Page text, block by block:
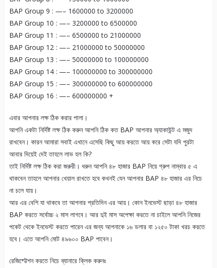
BAP Group 9 : —– 1600000 to 3200000
BAP Group 10 : —– 3200000 to 6500000
BAP Group 11 : —– 6500000 to 21000000
BAP Group 12 : —– 21000000 to 50000000
BAP Group 13 : —– 50000000 to 100000000
BAP Group 14 : —– 100000000 to 300000000
BAP Group 15 : —– 300000000 to 600000000
BAP Group 16 : —– 600000000 +
এবার আপনার লক্ষ ঠিক করার পালা।
আপনি একটা নির্দিষ্ট লক্ষ ঠিক করুন আপনি ঠিক কত BAP আপনার অ্যাকাউন্ট এ মজুদ
রাখবেন। কারন আমারা সবাই এখানে এসেছি কিছু আয় করতে আয় করে সেটা যদি পুরটা
আবার দিয়েই দেই তাহলে লাভ হল কি?
তাই নির্দিষ্ট লক্ষ ঠিক করা জরুরী। ধরুন আপনি ৪৮ হাজার BAP নিয়ে গ্রুপ নাম্বার ৫ এ
থাকবেন তাহলে আপনার খেয়াল রাখতে হবে কখনই যেন আপনার BAP ৪৮ হাজার এর নিচে
না চলে যায়।
আর এর বেশি যা থাকবে তা আপনার প্রতিদিন এর আয়। কোন ইনভেস্ট ছাড়া ৪৮ হাজার
BAP করতে সর্বোচ্চ ২ মাস লাগবে। আর দুই মাস অপেক্ষা করতে না চাইলে আপনি নিজের
পকেট থেকে ইনভেস্ট করতে পারেন এর জন্য আপনাকে ১৬ ডলার বা ১২৫০ টাকা খরচ করতে
হবে। এতে আপনি মোট ৪৯৬০০ BAP পাবেন।
রেজিষ্ট্টেশন করতে নিচে ব্যানারে ক্লিক করুনঃ